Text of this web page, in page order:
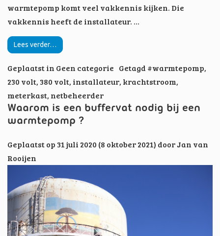
warmtepomp komt veel vakkennis kijken. Die
vakkennis heeft de installateur. …
Lees verder…
Geplaatst in Geen categorie Getagd #warmtepomp,
230 volt, 380 volt, installateur, krachtstroom,
meterkast, netbeheerder
Waarom is een buffervat nodig bij een
warmtepomp ?
Geplaatst op 31 juli 2020 (8 oktober 2021) doorJan van
Rooijen